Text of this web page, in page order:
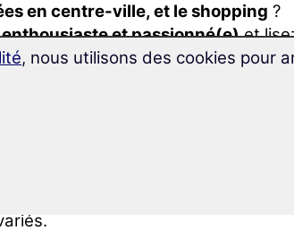
en centre-ville, et le shopping ?
et passionné(e)et
?
, nous utilisons des cookies pour